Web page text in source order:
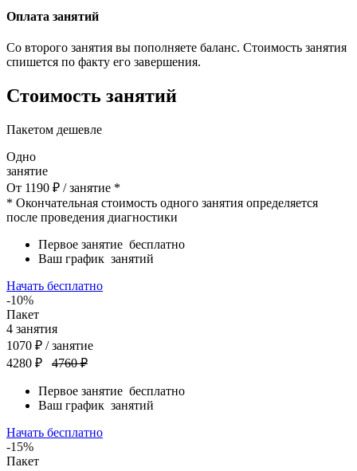
Оплата занятий
Со второго занятия вы пополняете баланс. Стоимость занятия
спишется по факту его завершения.
Стоимость занятий
Пакетом дешевле
Одно
занятие
От 1190 ₽ / занятие *
* Окончательная стоимость одного занятия определяется
после проведения диагностики
Первое занятие бесплатно
Ваш график занятий
Начать бесплатно
-10%
Пакет
4 занятия
1070 ₽ / занятие
4280 ₽
4760 ₽
Первое занятие бесплатно
Ваш график занятий
Начать бесплатно
-15%
Пакет